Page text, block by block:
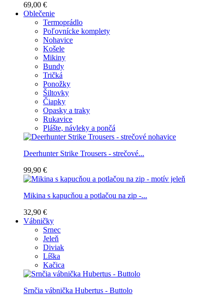
69,00 €
Oblečenie
Termoprádlo
Poľovnícke komplety
Nohavice
Košele
Mikiny
Bundy
Tričká
Ponožky
Šiltovky
Čiapky
Opasky a traky
Rukavice
Plášte, návleky a pončá
Deerhunter Strike Trousers - strečové...
99,90 €
Mikina s kapucňou a potlačou na zip -...
32,90 €
Vábničky
Srnec
Jeleň
Diviak
Líška
Kačica
Srnčia vábnička Hubertus - Buttolo